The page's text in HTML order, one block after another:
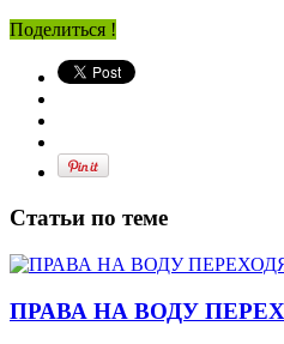
Поделиться !
Статьи по теме
ПРАВА НА ВОДУ